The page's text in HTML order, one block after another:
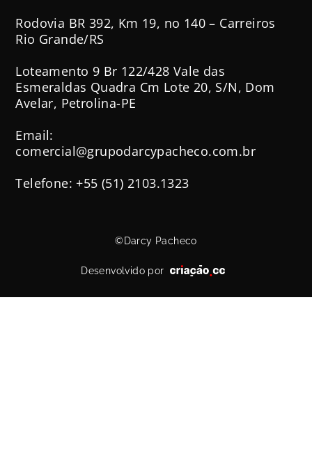
Rodovia BR 392, Km 19, no 140 – Carreiros
Rio Grande/RS
Loteamento 9 Br 122/428 Vale das
Esmeraldas Quadra Cm Lote 20, S/N, Dom
Avelar, Petrolina-PE
Email:
comercial@grupodarcypacheco.com.br
Telefone: +55 (51) 2103.1323
©Darcy Pacheco
Desenvolvido por